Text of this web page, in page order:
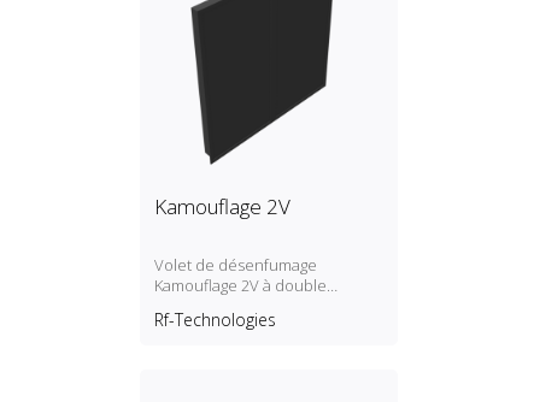
Kamouflage 2V
Volet de désenfumage
Kamouflage 2V à double
Rf-Technologies